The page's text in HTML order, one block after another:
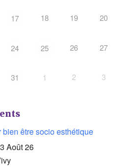
17 18 19 20
24 25 26 27
31 1 2 3
bien être socio esthétique
Août 26